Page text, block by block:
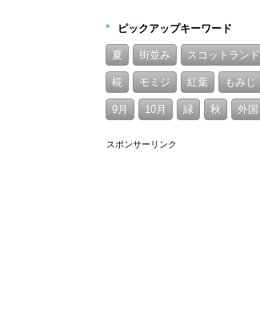
* ピックアップキーワード
夏 街並み スコットランド
椛 モミジ 紅葉 もみじ
9月 10月 緑 秋 外国
スポンサーリンク